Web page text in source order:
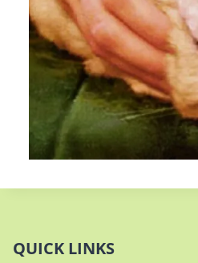
QUICK LINKS